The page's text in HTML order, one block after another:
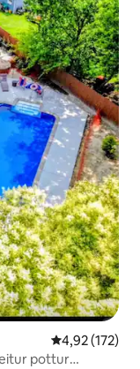
4,92 af 5 í
4,92 (172)